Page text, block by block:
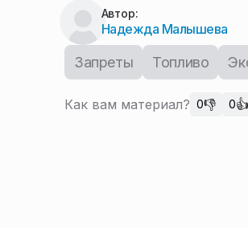
Автор:
Надежда Малышева
Запреты Топливо
Как вам материал? 0👎 0👍